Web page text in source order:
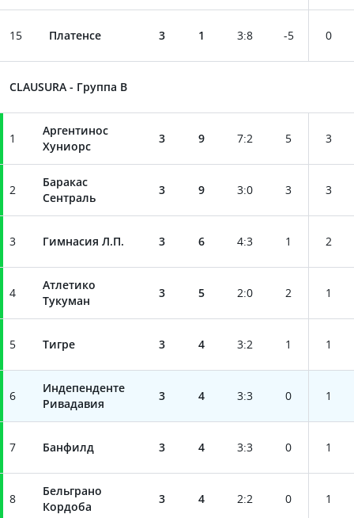
15 Платенсе 3 1 3:8 -5 0
CLAUSURA - Группа B
1
Аргентинос
Хуниорс
3 9 7:2 5 3
2
Баракас
Сентраль
3 9 3:0 3 3
3 Гимнасия Л.П. 3 6 4:3 1 2
4
Атлетико
Тукуман
3 5 2:0 2 1
5 Тигре 3 4 3:2 1 1
6
Индепенденте
Ривадавия
3 4 3:3 0 1
7 Банфилд 3 4 3:3 0 1
8
Бельграно
Кордоба
3 4 2:2 0 1